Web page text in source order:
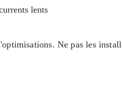
lents
Ne pas les